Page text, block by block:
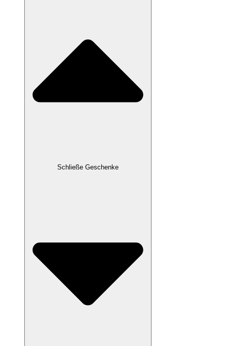
Schließe Geschenke